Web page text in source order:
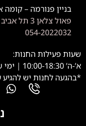
בניין פנורמה – קומה א'
פאול צלאן 3 תל אביב
054-2022032
שעות פעילות החנות:
א’-ה’ 10:00-18:30 | ימי שישי: 10:00-14:00
*בהגעה לחנות יש